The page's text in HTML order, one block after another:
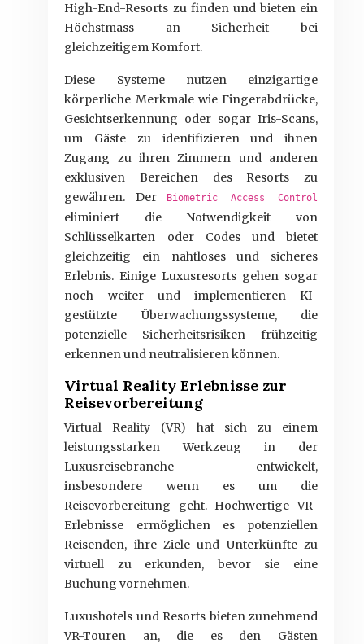
High-End-Resorts zu finden und bieten ein
Höchstmass an Sicherheit bei
gleichzeitigem Komfort.
Diese Systeme nutzen einzigartige
körperliche Merkmale wie Fingerabdrücke,
Gesichtserkennung oder sogar Iris-Scans,
um Gäste zu identifizieren und ihnen
Zugang zu ihren Zimmern und anderen
exklusiven Bereichen des Resorts zu
gewähren. Der
Biometric Access Control
eliminiert die Notwendigkeit von
Schlüsselkarten oder Codes und bietet
gleichzeitig ein nahtloses und sicheres
Erlebnis. Einige Luxusresorts gehen sogar
noch weiter und implementieren KI-
gestützte Überwachungssysteme, die
potenzielle Sicherheitsrisiken frühzeitig
erkennen und neutralisieren können.
Virtual Reality Erlebnisse zur
Reisevorbereitung
Virtual Reality (VR) hat sich zu einem
leistungsstarken Werkzeug in der
Luxusreisebranche entwickelt,
insbesondere wenn es um die
Reisevorbereitung geht. Hochwertige VR-
Erlebnisse ermöglichen es potenziellen
Reisenden, ihre Ziele und Unterkünfte zu
virtuell zu erkunden, bevor sie eine
Buchung vornehmen.
Luxushotels und Resorts bieten zunehmend
VR-Touren an, die es den Gästen